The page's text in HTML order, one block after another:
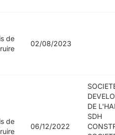
de
02/08/2023
de
06/12/2022
DE
SDH